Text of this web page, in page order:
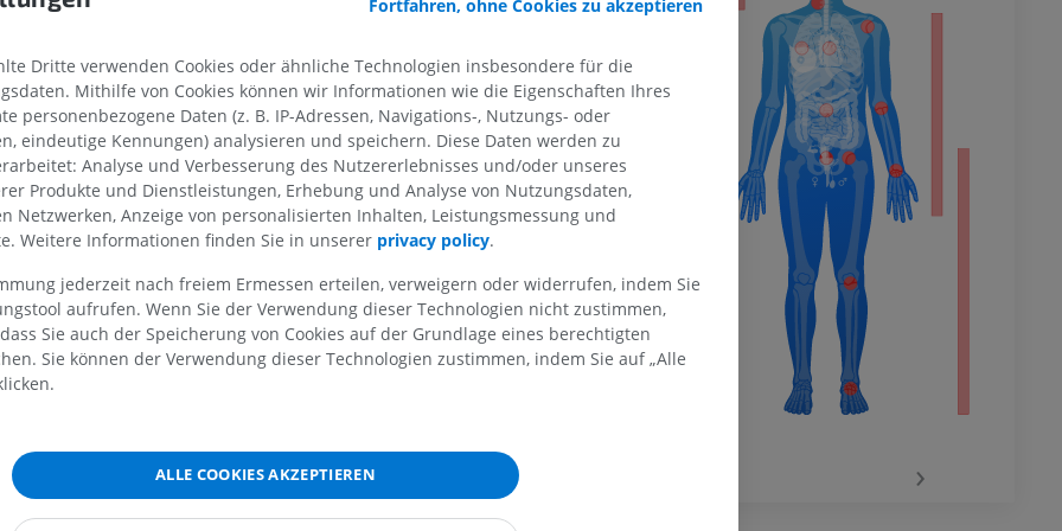
O. (2020). Anatomical terms of movement in‘TeachMeAnatomy’. Available at URL:
teachmeanatomy.info/the-basics/anatomical-terminology/terms-of-movement/
[accessed
12th, 2023]
W. and Johnson, J. (2017). Everything you need to know about plantar flexion in
. Available at URL: https://www.medicalnewstoday.com/articles/318249
on Feb 12th, 2023]
R.L., Vogl, A.W. and Mitchell, A.W.M. (2009). ‘Chapter 6: Lower Limb’ inGray’s anatomy for
(2nd ed.) Philadelphia PA 19103-2899: Elsevier, pp. 513-516.
MRT der Schulter
MRT
PREMIUM
MRT des Handgelenks
MRT
PREMIUM
MRT des Ellenbogens
MRT
PREMIUM
PREMIUM
PREMIUM
Röntgenaufnahme der
unteren Extremität
Röntgenbilder
KOSTENLOS
MRT der unteren Extremität
MRT
PREMIUM
Hüft-MRT
MRT
PREMIUM
MRT
›
Fortfahren, ohne Cookies zu akzeptieren
Dritte verwenden Cookies oder ähnliche Technologien insbesondere für die
Mithilfe von Cookies können wir Informationen wie die Eigenschaften Ihres
personenbezogene Daten (z. B. IP-Adressen, Navigations-, Nutzungs- oder
eindeutige Kennungen) analysieren und speichern. Diese Daten werden zu
Analyse und Verbesserung des Nutzererlebnisses und/oder unseres
Produkte und Dienstleistungen, Erhebung und Analyse von Nutzungsdaten,
Netzwerken, Anzeige von personalisierten Inhalten, Leistungsmessung und
Weitere Informationen finden Sie in unserer privacy policy.
jederzeit nach freiem Ermessen erteilen, verweigern oder widerrufen, indem Sie
aufrufen. Wenn Sie der Verwendung dieser Technologien nicht zustimmen,
Sie auch der Speicherung von Cookies auf der Grundlage eines berechtigten
Sie können der Verwendung dieser Technologien zustimmen, indem Sie auf „Alle
ALLE COOKIES AKZEPTIEREN